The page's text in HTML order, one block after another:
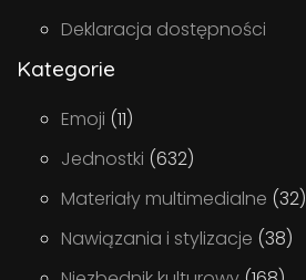
Deklaracja dostępności
Kategorie
Emoji (11)
Jednostki (632)
Materiały multimedialne (32)
Nawiązania i stylizacje (38)